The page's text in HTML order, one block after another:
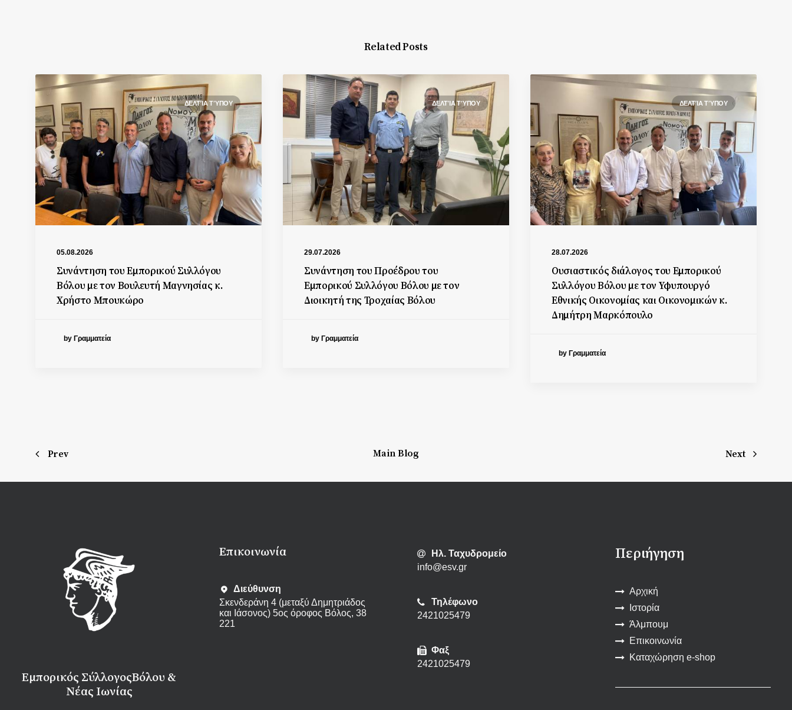
Related Posts
ΔΕΛΤΊΑ ΤΎΠΟΥ
05.08.2026
Συνάντηση του Εμπορικού Συλλόγου
Βόλου με τον Βουλευτή Μαγνησίας κ.
Χρήστο Μπουκώρο
by Γραμματεία
ΔΕΛΤΊΑ ΤΎΠΟΥ
29.07.2026
Συνάντηση του Προέδρου του
Εμπορικού Συλλόγου Βόλου με τον
Διοικητή της Τροχαίας Βόλου
by Γραμματεία
ΔΕΛΤΊΑ ΤΎΠΟΥ
28.07.2026
Ουσιαστικός διάλογος του Εμπορικού
Συλλόγου Βόλου με τον Υφυπουργό
Εθνικής Οικονομίας και Οικονομικών κ.
Δημήτρη Μαρκόπουλο
by Γραμματεία
Prev Main Blog Next
Εμπορικός ΣύλλογοςΒόλου &
Νέας Ιωνίας
Eπικοινωνία
Διεύθυνση
Σκενδεράνη 4 (μεταξύ Δημητριάδος
και Ιάσονος) 5ος όροφος Βόλος, 38
221
Ηλ. Ταχυδρομείο
info@esv.gr
Τηλέφωνο
2421025479
Φαξ
2421025479
Περιήγηση
Αρχική
Ιστορία
Άλμπουμ
Επικοινωνία
Καταχώρηση e-shop